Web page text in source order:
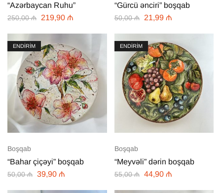
“Azərbaycan Ruhu”
250,00₼ 219,90 ₼
“Gürcü ənciri” boşqab
50,00₼ 21,99 ₼
ENDİRİM
Boşqab
“Bahar çiçəyi” boşqab
50,00₼ 39,90 ₼
ENDİRİM
Boşqab
“Meyvəli” dərin boşqab
55,00₼ 44,90 ₼